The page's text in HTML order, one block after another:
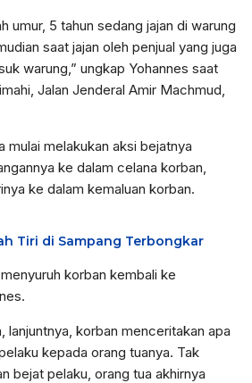
umur, 5 tahun sedang jajan di warung
saat jajan oleh penjual yang juga
warung,” ungkap Yohannes saat
Jalan Jenderal Amir Machmud,
mulai melakukan aksi bejatnya
ke dalam celana korban,
ke dalam kemaluan korban.
Tiri di Sampang Terbongkar
korban kembali ke
lanjuntnya, korban menceritakan apa
kepada orang tuanya. Tak
bejat pelaku, orang tua akhirnya